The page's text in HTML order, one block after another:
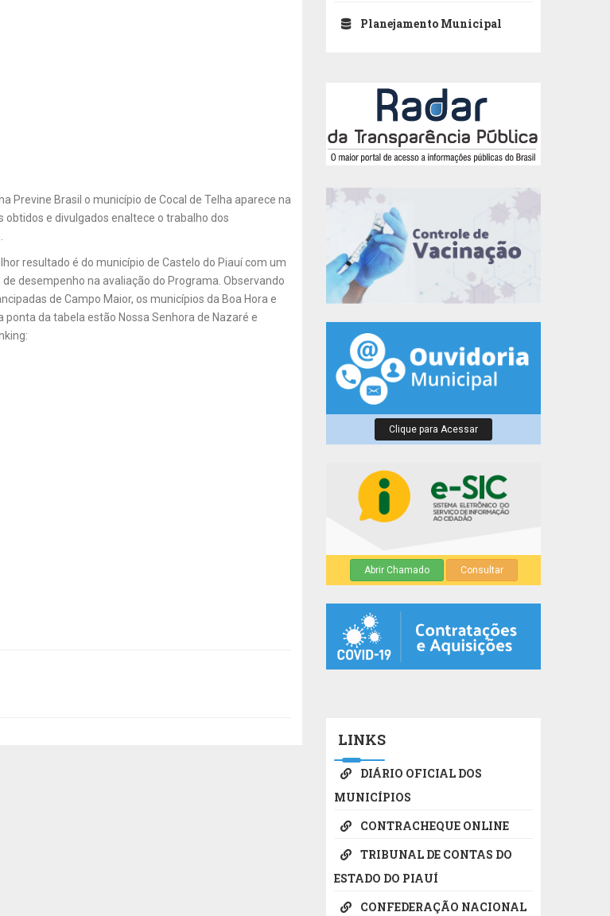
Previne Brasil o município de Cocal de Telha aparece na
obtidos e divulgados enaltece o trabalho dos
resultado é do município de Castelo do Piauí com um
desempenho na avaliação do Programa. Observando
de Campo Maior, os municípios da Boa Hora e
da tabela estão Nossa Senhora de Nazaré e
Planejamento Municipal
Clique para Acessar
Abrir Chamado Consultar
LINKS
DIÁRIO OFICIAL DOS
MUNICÍPIOS
CONTRACHEQUE ONLINE
TRIBUNAL DE CONTAS DO
ESTADO DO PIAUÍ
CONFEDERAÇÃO NACIONAL